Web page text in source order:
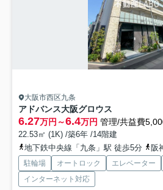
大阪市西区九条
アドバンス大阪グロウス
6.27万円～6.4万円 管理/共益費
22.53㎡ (1K) /築6年 /14階建
地下鉄中央線「九条」駅 徒歩5分
阪
駐輪場 オートロック エレベーター
インターネット対応